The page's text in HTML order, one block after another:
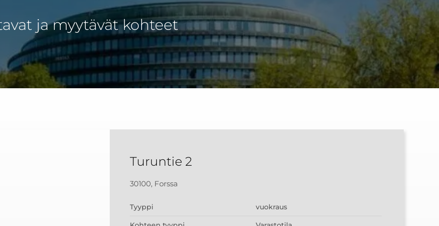
ja myytävät kohteet
Turuntie 2
30100, Forssa
Tyyppi vuokraus